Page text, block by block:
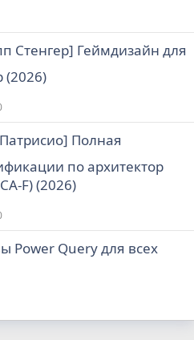
Стенгер] Геймдизайн для
(2026)
Полная
по архитектор
F) (2026)
Power Query для всех